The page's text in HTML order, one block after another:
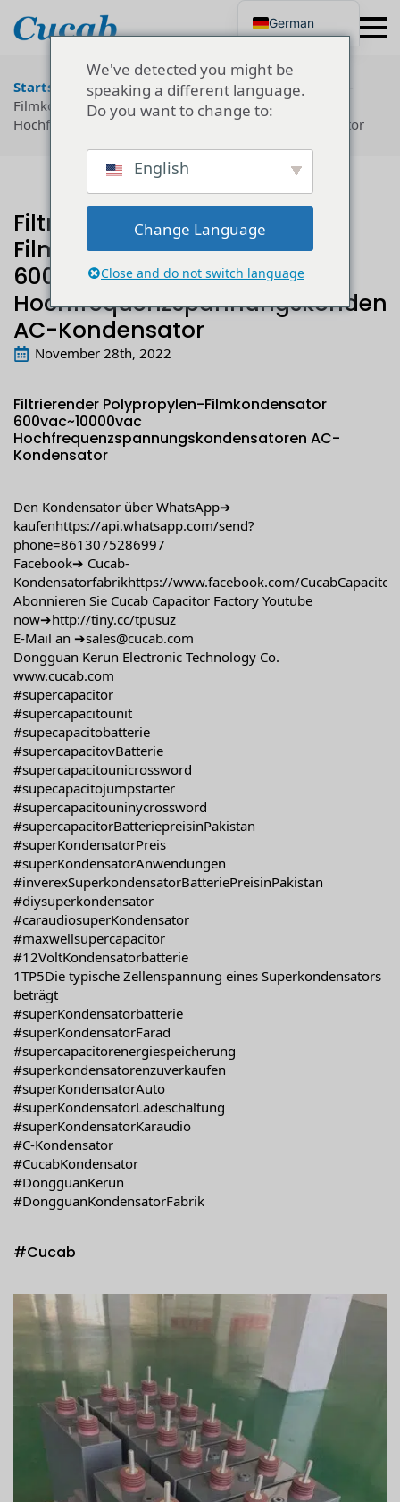
Startseite "Technologie"Filtrierender Polypropylen-
Filmkondensator 600vac~10000vac
Hochfrequenzspannungskondensatoren AC-Kondensator
Filtrierender Polypropylen-
Filmkondensator
600vac~10000vac
AC-Kondensator
November 28th, 2022
Filtrierender Polypropylen-Filmkondensator
600vac~10000vac
Hochfrequenzspannungskondensatoren AC-
Kondensator
Den Kondensator über WhatsApp➔
kaufenhttps://api.whatsapp.com/send?
phone=8613075286997
Facebook➔ Cucab-
Kondensatorfabrikhttps://www.facebook.com/CucabCapacitor
Abonnieren Sie Cucab Capacitor Factory Youtube
now➔http://tiny.cc/tpusuz
E-Mail an ➔sales@cucab.com
Dongguan Kerun Electronic Technology Co.
www.cucab.com
#supercapacitor
#supercapacitounit
#supecapacitobatterie
#supercapacitovBatterie
#supercapacitounicrossword
#supecapacitojumpstarter
#supercapacitouninycrossword
#supercapacitorBatteriepreisinPakistan
#superKondensatorPreis
#superKondensatorAnwendungen
#inverexSuperkondensatorBatteriePreisinPakistan
#diysuperkondensator
#caraudiosuperKondensator
#maxwellsupercapacitor
#12VoltKondensatorbatterie
1TP5Die typische Zellenspannung eines Superkondensators
beträgt
#superKondensatorbatterie
#superKondensatorFarad
#supercapacitorenergiespeicherung
#superkondensatorenzuverkaufen
#superKondensatorAuto
#superKondensatorLadeschaltung
#superKondensatorKaraudio
#C-Kondensator
#CucabKondensator
#DongguanKerun
#DongguanKondensatorFabrik
#Cucab
We've detected you might be
speaking a different language.
Do you want to change to:
English
Change Language
Close and do not switch language
German
Japanese
Korean
Portuguese
French
Russian
Polish
Ukrainian